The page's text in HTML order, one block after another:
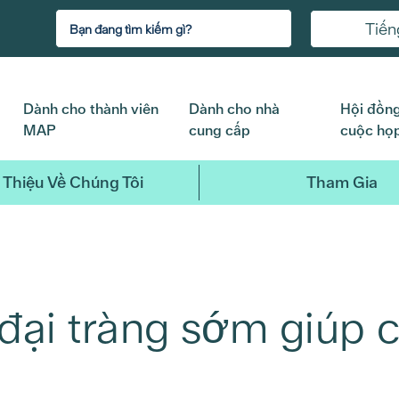
Dành cho thành viên
MAP
Dành cho nhà
cung cấp
Hội
cuộc
Về Chúng Tôi Tham Gia
tràng sớm giúp